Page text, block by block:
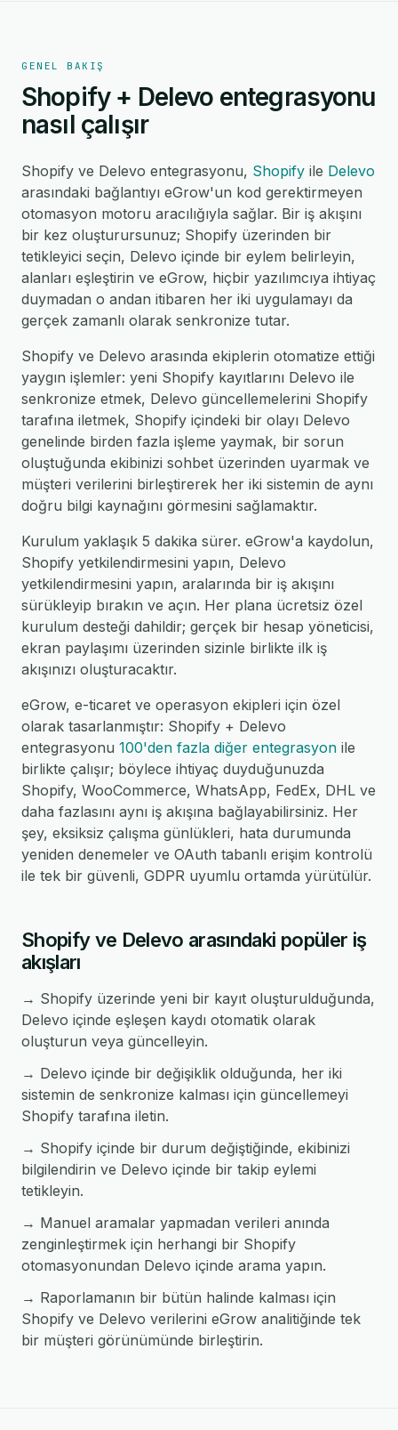
GENEL BAKIŞ
Shopify + Delevo entegrasyonu
nasıl çalışır
Shopify ve Delevo entegrasyonu, Shopify ile Delevo
arasındaki bağlantıyı eGrow'un kod gerektirmeyen
otomasyon motoru aracılığıyla sağlar. Bir iş akışını
bir kez oluşturursunuz; Shopify üzerinden bir
tetikleyici seçin, Delevo içinde bir eylem belirleyin,
alanları eşleştirin ve eGrow, hiçbir yazılımcıya ihtiyaç
duymadan o andan itibaren her iki uygulamayı da
gerçek zamanlı olarak senkronize tutar.
Shopify ve Delevo arasında ekiplerin otomatize ettiği
yaygın işlemler: yeni Shopify kayıtlarını Delevo ile
senkronize etmek, Delevo güncellemelerini Shopify
tarafına iletmek, Shopify içindeki bir olayı Delevo
genelinde birden fazla işleme yaymak, bir sorun
oluştuğunda ekibinizi sohbet üzerinden uyarmak ve
müşteri verilerini birleştirerek her iki sistemin de aynı
doğru bilgi kaynağını görmesini sağlamaktır.
Kurulum yaklaşık 5 dakika sürer. eGrow'a kaydolun,
Shopify yetkilendirmesini yapın, Delevo
yetkilendirmesini yapın, aralarında bir iş akışını
sürükleyip bırakın ve açın. Her plana ücretsiz özel
kurulum desteği dahildir; gerçek bir hesap yöneticisi,
ekran paylaşımı üzerinden sizinle birlikte ilk iş
akışınızı oluşturacaktır.
eGrow, e-ticaret ve operasyon ekipleri için özel
olarak tasarlanmıştır: Shopify + Delevo
entegrasyonu 100'den fazla diğer entegrasyon ile
birlikte çalışır; böylece ihtiyaç duyduğunuzda
Shopify, WooCommerce, WhatsApp, FedEx, DHL ve
daha fazlasını aynı iş akışına bağlayabilirsiniz. Her
şey, eksiksiz çalışma günlükleri, hata durumunda
yeniden denemeler ve OAuth tabanlı erişim kontrolü
ile tek bir güvenli, GDPR uyumlu ortamda yürütülür.
Shopify ve Delevo arasındaki popüler iş
akışları
→ Shopify üzerinde yeni bir kayıt oluşturulduğunda,
Delevo içinde eşleşen kaydı otomatik olarak
oluşturun veya güncelleyin.
→ Delevo içinde bir değişiklik olduğunda, her iki
sistemin de senkronize kalması için güncellemeyi
Shopify tarafına iletin.
→ Shopify içinde bir durum değiştiğinde, ekibinizi
bilgilendirin ve Delevo içinde bir takip eylemi
tetikleyin.
→ Manuel aramalar yapmadan verileri anında
zenginleştirmek için herhangi bir Shopify
otomasyonundan Delevo içinde arama yapın.
→ Raporlamanın bir bütün halinde kalması için
Shopify ve Delevo verilerini eGrow analitiğinde tek
bir müşteri görünümünde birleştirin.